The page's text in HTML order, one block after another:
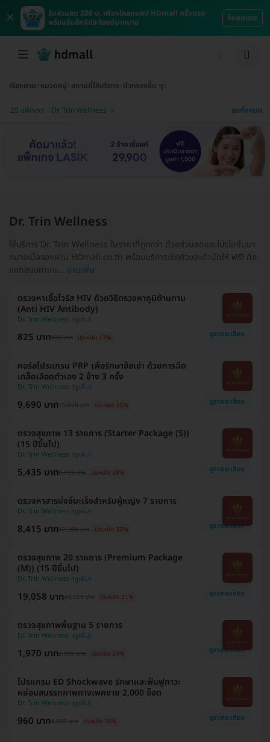
×
รับส่วนลด 200 บ. เพียงโหลดแอป HDmall ครั้งแรก
พร้อมรับสิทธิประโยชน์มากมาย
โหลดเลย
เรียงตาม หมวดหมู่ สถานที่ให้บริการ ตัวกรองอื่น ๆ
25 แพ็กเกจ Dr. Trin Wellness ลบทั้งหมด
Dr. Trin Wellness
ใช้บริการ Dr. Trin Wellness ในราคาที่ถูกกว่า ด้วยส่วนลดและโปรโมชั่นมา
กมายเมื่อจองผ่าน HDmall.co.th พร้อมบริการเช็กคิวและทำนัดให้ ฟรี! ทัก
แชทสอบถามแ... อ่านเพิ่ม
ตรวจหาเชื้อไวรัส HIV ด้วยวิธีตรวจหาภูมิต้านทาน
(Anti HIV Antibody)
Dr. Trin Wellness
825 บาท999 บาท ประหยัด 17% ดูรายละเอียด
คอร์สโปรแกรม PRP เพื่อรักษาข้อเข่า ด้วยการฉีด
เกล็ดเลือดตัวเอง 2 ข้าง 3 ครั้ง
Dr. Trin Wellness
9,690 บาท15,000 บาท ประหยัด 35% ดูรายละเอียด
ตรวจสุขภาพ 13 รายการ (Starter Package (S))
(15 ปีขึ้นไป)
Dr. Trin Wellness
5,435 บาท8,795 บาท ประหยัด 38% ดูรายละเอียด
ตรวจหาสารบ่งชี้มะเร็งสำหรับผู้หญิง 7 รายการ
Dr. Trin Wellness
8,415 บาท12,300 บาท ประหยัด 32% ดูรายละเอียด
ตรวจสุขภาพ 20 รายการ (Premium Package
(M)) (15 ปีขึ้นไป)
Dr. Trin Wellness
19,058 บาท24,250 บาท ประหยัด 21% ดูรายละเอียด
ตรวจสุขภาพพื้นฐาน 5 รายการ
Dr. Trin Wellness
1,970 บาท2,990 บาท ประหยัด 34% ดูรายละเอียด
โปรแกรม ED Shockwave รักษาและฟื้นฟูภาวะ
หย่อนสมรรถภาพทางเพศชาย 2,000 ช็อต
Dr. Trin Wellness
960 บาท4,000 บาท ประหยัด 76% ดูรายละเอียด